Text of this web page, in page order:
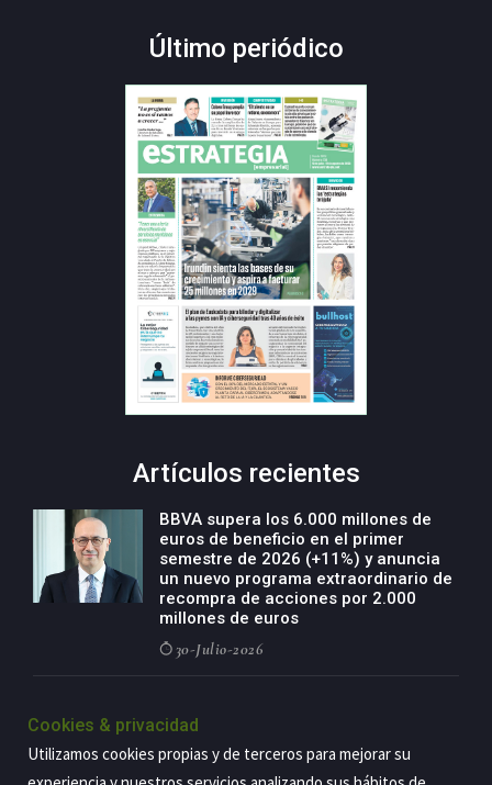
Último periódico
Artículos recientes
BBVA supera los 6.000 millones de
euros de beneficio en el primer
semestre de 2026 (+11%) y anuncia
un nuevo programa extraordinario de
recompra de acciones por 2.000
millones de euros
30-Julio-2026
negocio agro con un modelo global
países
Cookies & privacidad
Utilizamos cookies propias y de terceros para mejorar su